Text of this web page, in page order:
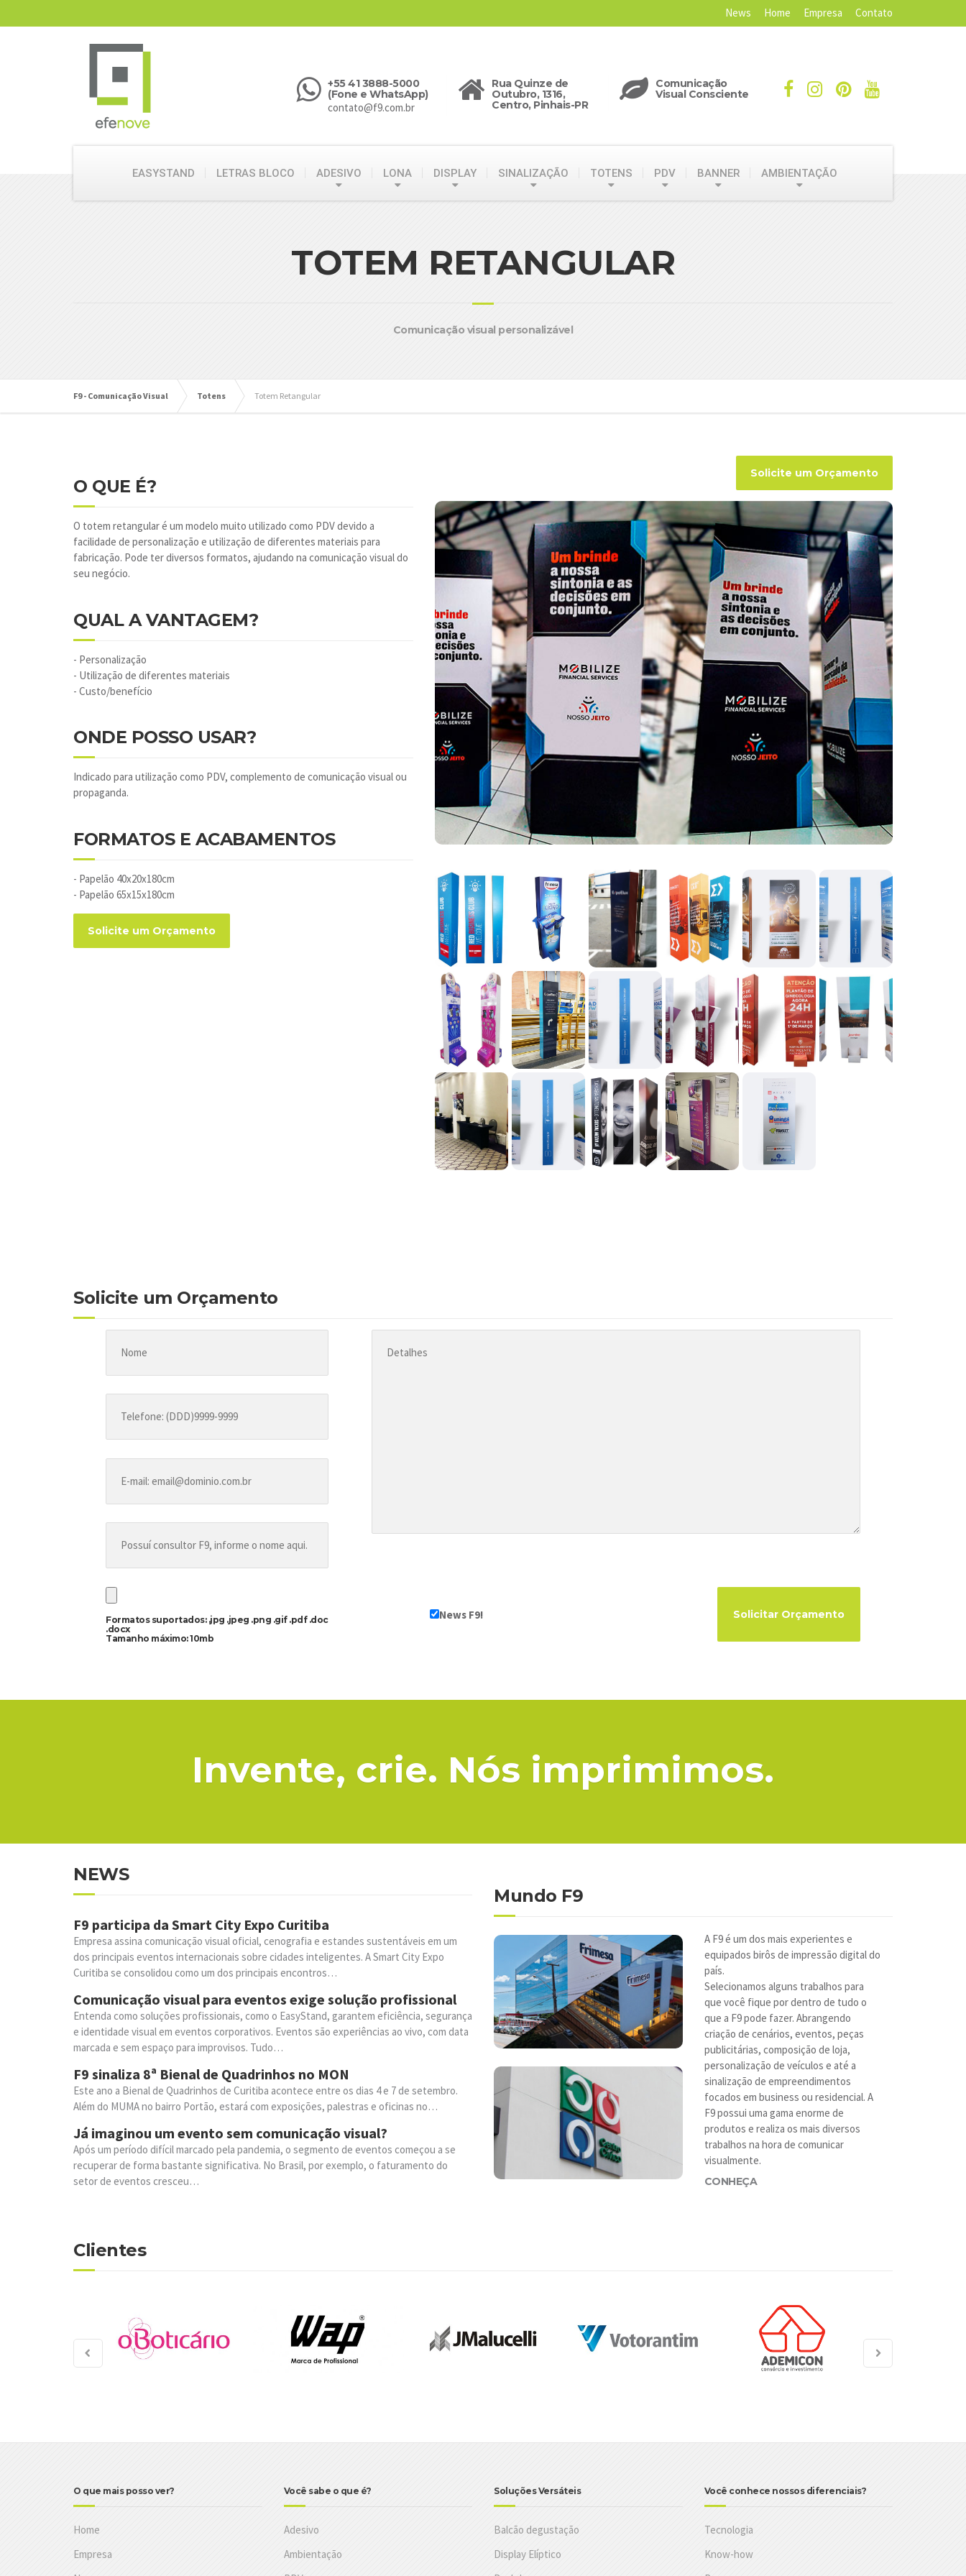
News Home Empresa Contato
+55 41 3888-5000
(Fone e WhatsApp)
contato@f9.com.br
Rua Quinze de
Outubro, 1316,
Centro, Pinhais-PR
Comunicação
Visual Consciente
EASYSTAND LETRAS BLOCO ADESIVO LONA DISPLAY SINALIZAÇÃO TOTENS PDV BANNER AMBIENTAÇÃO
TOTEM RETANGULAR
Comunicação visual personalizável
F9 - Comunicação Visual Totens Totem Retangular
O QUE É?
O totem retangular é um modelo muito utilizado como PDV devido a
facilidade de personalização e utilização de diferentes materiais para
fabricação. Pode ter diversos formatos, ajudando na comunicação visual do
seu negócio.
QUAL A VANTAGEM?
- Personalização
- Utilização de diferentes materiais
- Custo/benefício
ONDE POSSO USAR?
Indicado para utilização como PDV, complemento de comunicação visual ou
propaganda.
FORMATOS E ACABAMENTOS
- Papelão 40x20x180cm
- Papelão 65x15x180cm
Solicite um Orçamento
Solicite um Orçamento
Solicite um Orçamento
Formatos suportados: .jpg .jpeg .png .gif .pdf .doc
.docx
Tamanho máximo: 10mb
News F9!
Invente, crie. Nós imprimimos.
NEWS
F9 participa da Smart City Expo Curitiba
Empresa assina comunicação visual oficial, cenografia e estandes sustentáveis em um
dos principais eventos internacionais sobre cidades inteligentes. A Smart City Expo
Curitiba se consolidou como um dos principais encontros…
Comunicação visual para eventos exige solução profissional
Entenda como soluções profissionais, como o EasyStand, garantem eficiência, segurança
e identidade visual em eventos corporativos. Eventos são experiências ao vivo, com data
marcada e sem espaço para improvisos. Tudo…
F9 sinaliza 8ª Bienal de Quadrinhos no MON
Este ano a Bienal de Quadrinhos de Curitiba acontece entre os dias 4 e 7 de setembro.
Além do MUMA no bairro Portão, estará com exposições, palestras e oficinas no…
Já imaginou um evento sem comunicação visual?
Após um período difícil marcado pela pandemia, o segmento de eventos começou a se
recuperar de forma bastante significativa. No Brasil, por exemplo, o faturamento do
setor de eventos cresceu…
Mundo F9
A F9 é um dos mais experientes e
equipados birôs de impressão digital do
país.
Selecionamos alguns trabalhos para
que você fique por dentro de tudo o
que a F9 pode fazer. Abrangendo
criação de cenários, eventos, peças
publicitárias, composição de loja,
personalização de veículos e até a
sinalização de empreendimentos
focados em business ou residencial. A
F9 possui uma gama enorme de
produtos e realiza os mais diversos
trabalhos na hora de comunicar
visualmente.
CONHEÇA
Clientes
O que mais posso ver?
Home
Empresa
Você sabe o que é?
Adesivo
Ambientação
Soluções Versáteis
Balcão degustação
Display Elíptico
Você conhece nossos diferenciais?
Tecnologia
Know-how